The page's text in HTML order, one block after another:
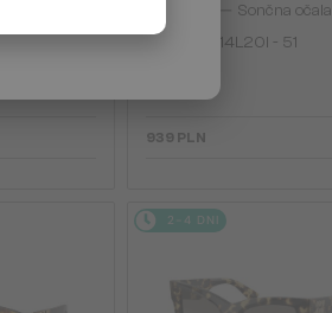
Sončna očala
MU 11ZS - 14L20I - 51
939 PLN
2-4 DNI